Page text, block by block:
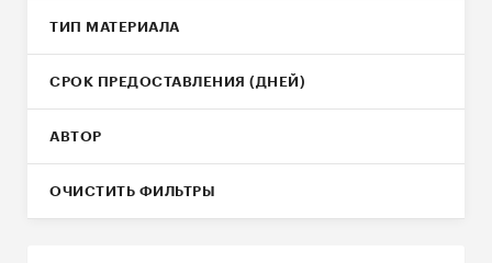
ТИП МАТЕРИАЛА
СРОК ПРЕДОСТАВЛЕНИЯ (ДНЕЙ)
АВТОР
ОЧИСТИТЬ ФИЛЬТРЫ